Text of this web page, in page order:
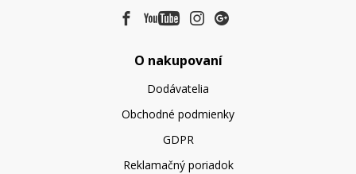
O nakupovaní
Dodávatelia
Obchodné podmienky
GDPR
Reklamačný poriadok